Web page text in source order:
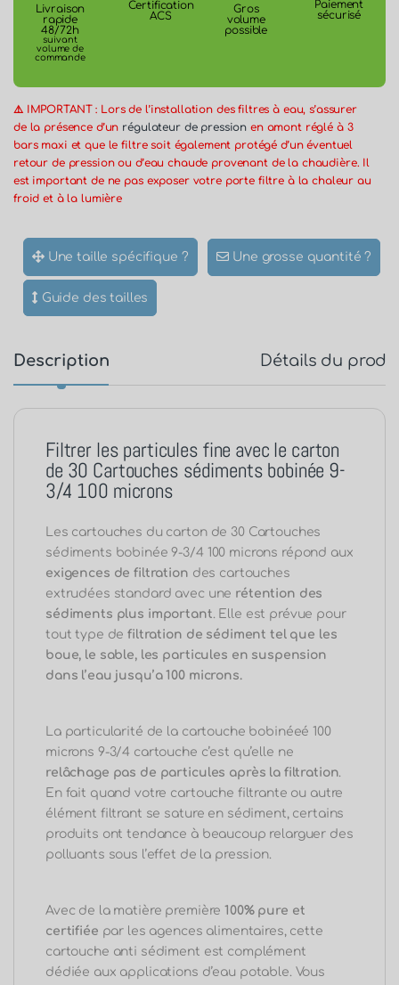
Livraison
rapide
48/72h
suivant
volume de
commande
Certification
ACS
Gros
volume
possible
Paiement
sécurisé
⚠️ IMPORTANT : Lors de l’installation des filtres à eau, s’assurer
de la présence d’un régulateur de pression en amont réglé à 3
bars maxi et que le filtre soit également protégé d’un éventuel
retour de pression ou d’eau chaude provenant de la chaudière. Il
est important de ne pas exposer votre porte filtre à la chaleur au
froid et à la lumière
Une taille spécifique ? Une grosse quantité ?
Guide des tailles
Description Détails du
Filtrer les particules fine avec le carton
de 30 Cartouches sédiments bobinée 9-
3/4 100 microns
Les cartouches du carton de 30 Cartouches
sédiments bobinée 9-3/4 100 microns répond aux
exigences de filtration des cartouches
extrudées standard avec une rétention des
sédiments plus important. Elle est prévue pour
tout type defiltration de sédiment tel que les
boue, le sable, les particules en suspension
dans l’eau jusqu’a 100 microns.
La particularité de la cartouche bobinéeé 100
microns 9-3/4 cartouche c’est qu’elle ne
relâchage pas de particules après la filtration.
En fait quand votre cartouche filtrante ou autre
élément filtrant se sature en sédiment, certains
produits ont tendance à beaucoup relarguer des
polluants sous l’effet de la pression.
Avec de la matière première100% pure et
certifiée par les agences alimentaires, cette
cartouche anti sédiment est complément
dédiée aux applications d’eau potable. Vous